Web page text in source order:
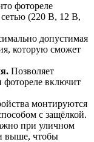
фотореле
сетью (220 В, 12 В,
допустимая
которую сможет
Позволяет
фотореле включит
монтируются
с защёлкой.
при уличном
выше, чтобы